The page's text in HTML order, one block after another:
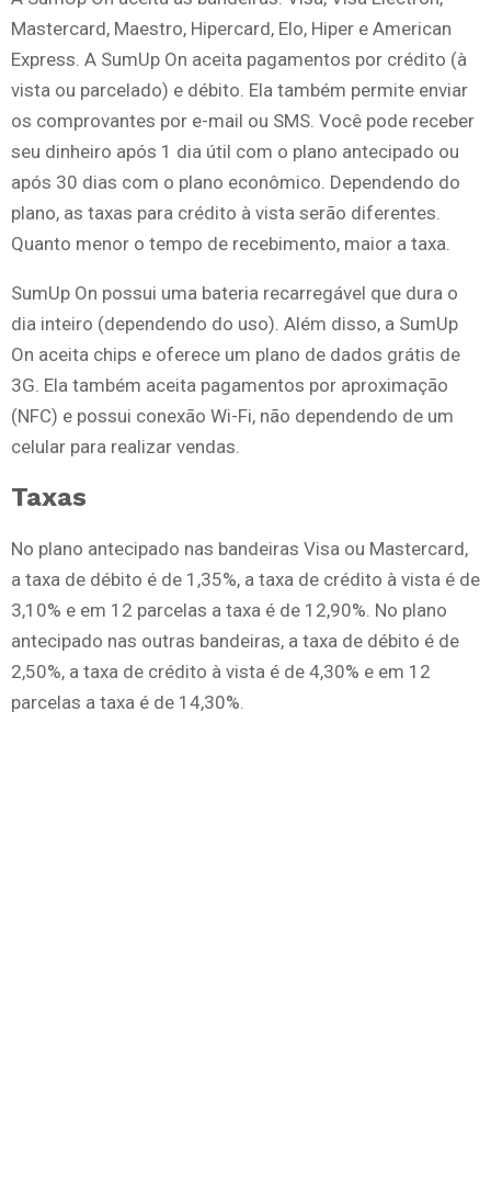
Mastercard, Maestro, Hipercard, Elo, Hiper e American
Express. A SumUp On aceita pagamentos por crédito (à
vista ou parcelado) e débito. Ela também permite enviar
os comprovantes por e-mail ou SMS. Você pode receber
seu dinheiro após 1 dia útil com o plano antecipado ou
após 30 dias com o plano econômico. Dependendo do
plano, as taxas para crédito à vista serão diferentes.
Quanto menor o tempo de recebimento, maior a taxa.
SumUp On possui uma bateria recarregável que dura o
dia inteiro (dependendo do uso). Além disso, a SumUp
On aceita chips e oferece um plano de dados grátis de
3G. Ela também aceita pagamentos por aproximação
(NFC) e possui conexão Wi-Fi, não dependendo de um
celular para realizar vendas.
Taxas
No plano antecipado nas bandeiras Visa ou Mastercard,
a taxa de débito é de 1,35%, a taxa de crédito à vista é de
3,10% e em 12 parcelas a taxa é de 12,90%. No plano
antecipado nas outras bandeiras, a taxa de débito é de
2,50%, a taxa de crédito à vista é de 4,30% e em 12
parcelas a taxa é de 14,30%.